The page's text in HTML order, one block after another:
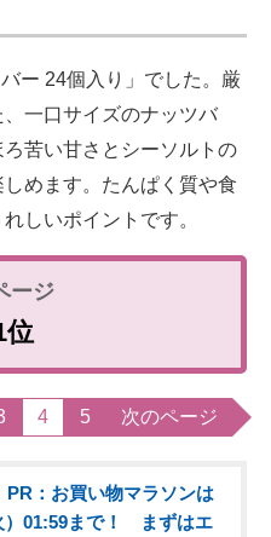
ー 24個入り」でした。厳
一口サイズのナッツバ
苦い甘さとシーソルトの
めます。たんぱく質や食
しいポイントです。
位
4 5 次のページ
PR：お買い物マラソンは
）01:59まで！ まずはエ